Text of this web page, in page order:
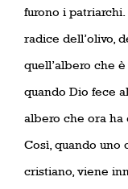
furono i
radice dell’olivo,
quell’albero che
quando Dio fece
albero che ora ha
Così, quando uno
cristiano, viene